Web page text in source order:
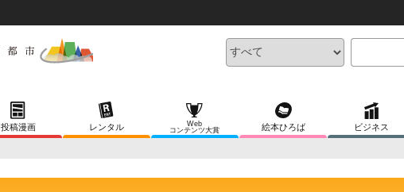
投稿漫画 レンタル
Web
コンテンツ大賞
絵本ひろば ビジネス